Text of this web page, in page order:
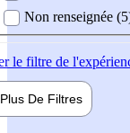
Non renseignée
le filtre de
Plus De Filtres